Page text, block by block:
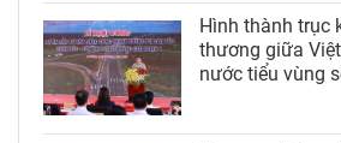
Hình thành trục
thương giữa
nước tiểu vùng